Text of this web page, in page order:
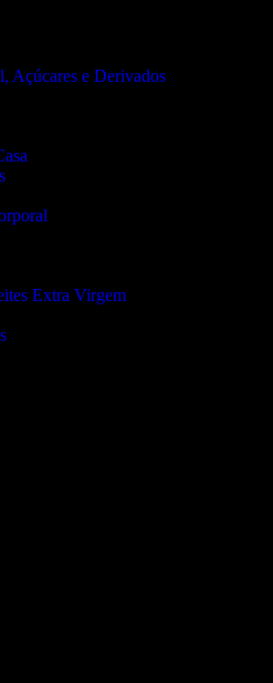
Açúcares e Derivados
Extra Virgem